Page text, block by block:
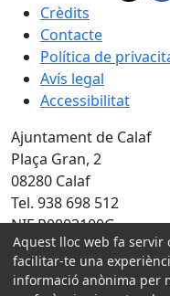
Crèdits
Contacte
Política de
Avís legal
Accessibilitat
Ajuntament de Calaf
Plaça Gran, 2
08280 Calaf
Tel. 938 698 512
NIF P0803100G
Amb la col·laboració
Aquest lloc web fa servir
facilitar-te una
informació anònima per